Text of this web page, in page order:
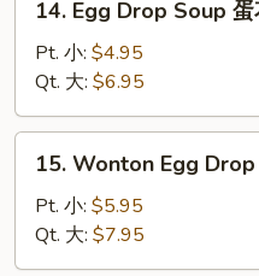
Egg
Drop
Soup
蛋
花
14. Egg Drop Soup
Pt. 小: $4.95
Qt. 大: $6.95
Wonton
Egg
Drop
Soup
15. Wonton Egg
Pt. 小: $5.95
Qt. 大: $7.95